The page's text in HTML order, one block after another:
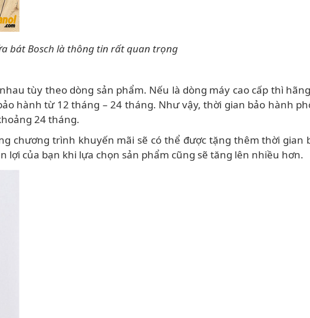
bát Bosch là thông tin rất quan trọng
tùy theo dòng sản phẩm. Nếu là dòng máy cao cấp thì
hành từ 12 tháng – 24 tháng. Như vậy, thời gian bảo hành
24 tháng.
chương trình khuyến mãi sẽ có thể được tặng thêm thời gian
của bạn khi lựa chọn sản phẩm cũng sẽ tăng lên nhiều hơn.